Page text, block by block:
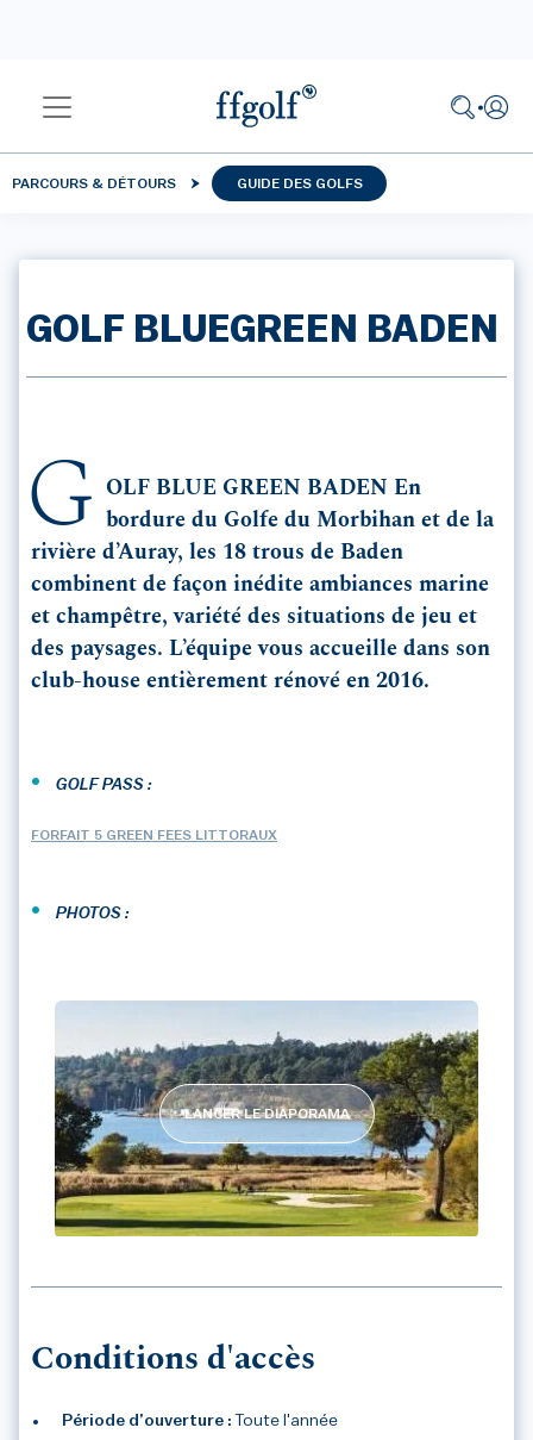
PARCOURS & DÉTOURS GUIDE DES GOLFS
GOLF BLUEGREEN BADEN
G
OLF BLUE GREEN BADEN En
bordure du Golfe du Morbihan et de la
rivière d’Auray, les 18 trous de Baden
combinent de façon inédite ambiances marine
et champêtre, variété des situations de jeu et
des paysages. L’équipe vous accueille dans son
club-house entièrement rénové en 2016.
• GOLF PASS :
FORFAIT 5 GREEN FEES LITTORAUX
• PHOTOS :
LANCER LE DIAPORAMA
Conditions d'accès
Période d’ouverture : Toute l'année